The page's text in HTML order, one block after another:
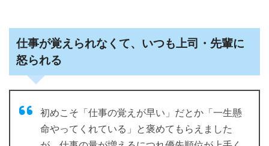
仕事が覚えられなくて、いつも上司・先輩に
怒られる
初めこそ「仕事の覚えが早い」だとか「一生懸
命やってくれている」と褒めてもらえました